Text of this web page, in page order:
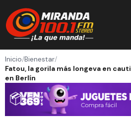
Inicio/Bienestar/
Fatou, la gorila más longeva en
en Berlín